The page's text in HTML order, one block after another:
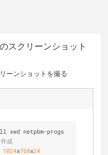
スクリーンショット
ーンショットを撮る
xwd netpbm-progs
成
1024x768x24